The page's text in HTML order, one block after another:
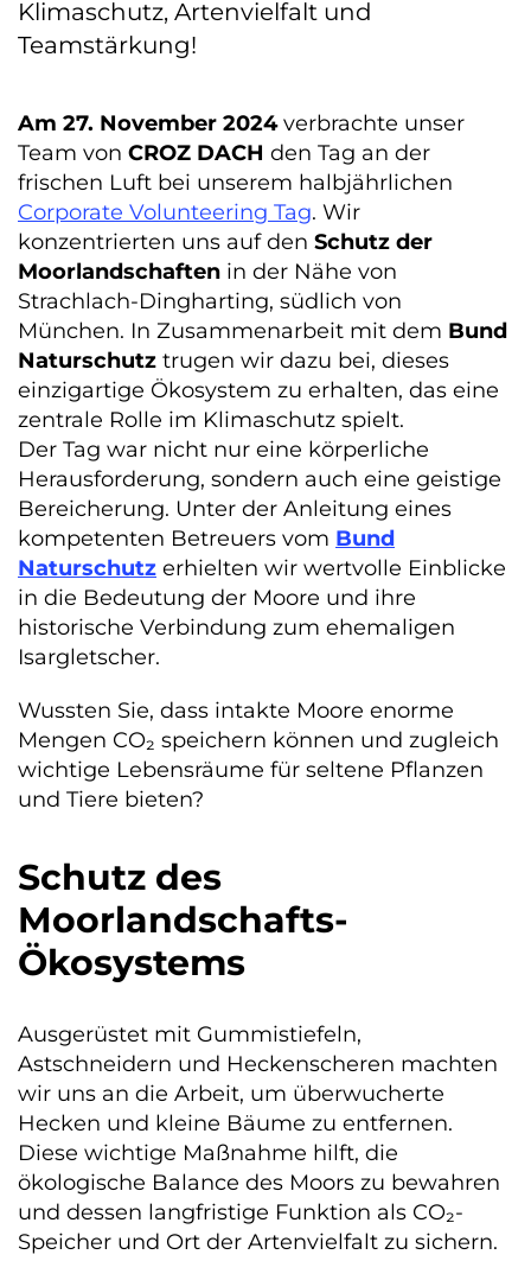
Klimaschutz, Artenvielfalt und
Teamstärkung!
Am 27. November 2024verbrachte unser
Team von CROZ DACH den Tag an der
frischen Luft bei unserem halbjährlichen
Corporate Volunteering Tag. Wir
konzentrierten uns auf den Schutz der
Moorlandschaften in der Nähe von
Strachlach-Dingharting, südlich von
München. In Zusammenarbeit mit dem Bund
Naturschutz trugen wir dazu bei, dieses
einzigartige Ökosystem zu erhalten, das eine
zentrale Rolle im Klimaschutz spielt.
Der Tag war nicht nur eine körperliche
Herausforderung, sondern auch eine geistige
Bereicherung. Unter der Anleitung eines
kompetenten Betreuers vom Bund
Naturschutz erhielten wir wertvolle Einblicke
in die Bedeutung der Moore und ihre
historische Verbindung zum ehemaligen
Isargletscher.
Wussten Sie, dass intakte Moore enorme
Mengen CO₂ speichern können und zugleich
wichtige Lebensräume für seltene Pflanzen
und Tiere bieten?
Schutz des
Moorlandschafts-
Ökosystems
Ausgerüstet mit Gummistiefeln,
Astschneidern und Heckenscheren machten
wir uns an die Arbeit, um überwucherte
Hecken und kleine Bäume zu entfernen.
Diese wichtige Maßnahme hilft, die
ökologische Balance des Moors zu bewahren
und dessen langfristige Funktion als CO₂-
Speicher und Ort der Artenvielfalt zu sichern.